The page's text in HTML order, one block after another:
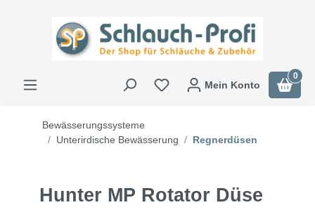
Mein Konto
0
Bewässerungssysteme
Unterirdische Bewässerung
Regnerdüsen
Hunter MP Rotator Düse